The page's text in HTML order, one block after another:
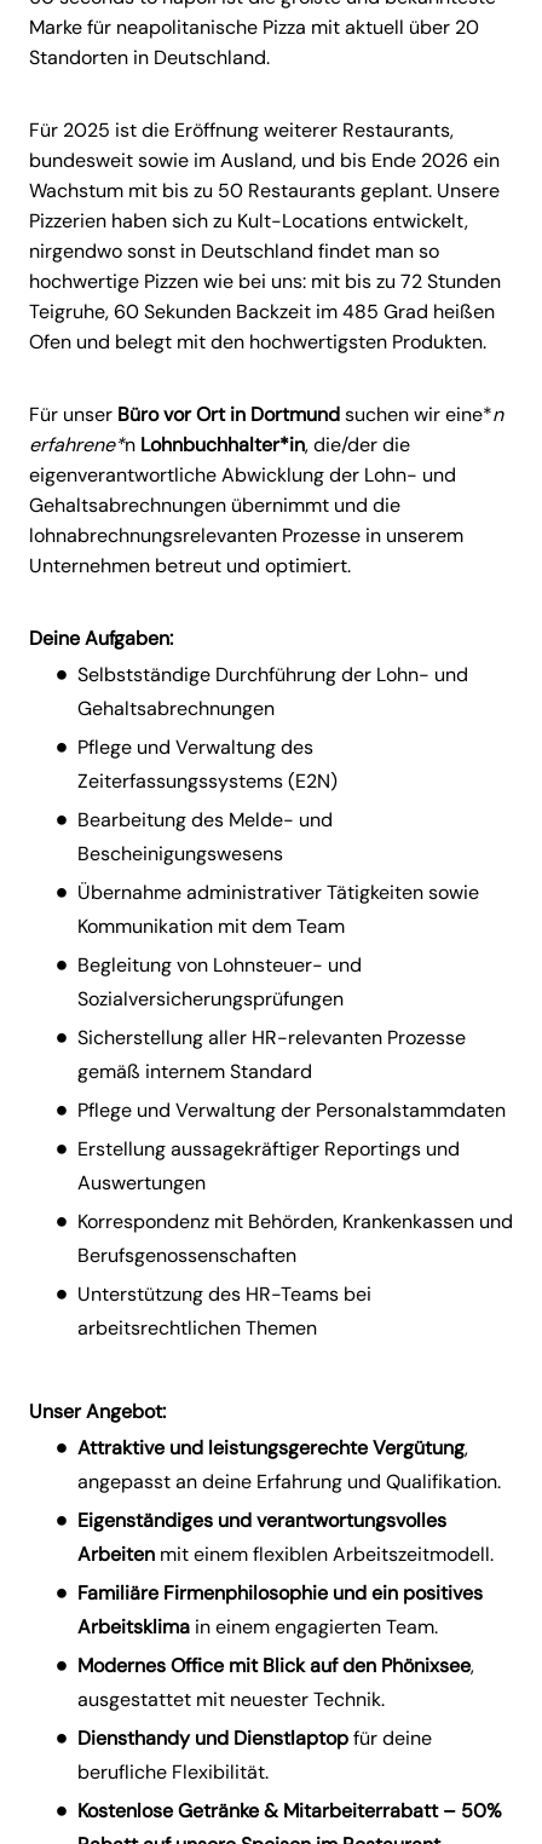
Marke für neapolitanische Pizza mit aktuell über 20
Standorten in Deutschland.
Für 2025 ist die Eröffnung weiterer Restaurants,
bundesweit sowie im Ausland, und bis Ende 2026 ein
Wachstum mit bis zu 50 Restaurants geplant. Unsere
Pizzerien haben sich zu Kult-Locations entwickelt,
nirgendwo sonst in Deutschland findet man so
hochwertige Pizzen wie bei uns: mit bis zu 72 Stunden
Teigruhe, 60 Sekunden Backzeit im 485 Grad heißen
Ofen und belegt mit den hochwertigsten Produkten.
Für unser Büro vor Ort in Dortmundsuchen wir eine*n
erfahrene*n Lohnbuchhalter*in, die/der die
eigenverantwortliche Abwicklung der Lohn- und
Gehaltsabrechnungen übernimmt und die
lohnabrechnungsrelevanten Prozesse in unserem
Unternehmen betreut und optimiert.
Deine Aufgaben:
Selbstständige Durchführung der Lohn- und
Gehaltsabrechnungen
Pflege und Verwaltung des
Zeiterfassungssystems (E2N)
Bearbeitung des Melde- und
Bescheinigungswesens
Übernahme administrativer Tätigkeiten sowie
Kommunikation mit dem Team
Begleitung von Lohnsteuer- und
Sozialversicherungsprüfungen
Sicherstellung aller HR-relevanten Prozesse
gemäß internem Standard
Pflege und Verwaltung der Personalstammdaten
Erstellung aussagekräftiger Reportings und
Auswertungen
Korrespondenz mit Behörden, Krankenkassen und
Berufsgenossenschaften
Unterstützung des HR-Teams bei
arbeitsrechtlichen Themen
Unser Angebot:
Attraktive und leistungsgerechte Vergütung,
angepasst an deine Erfahrung und Qualifikation.
Eigenständiges und verantwortungsvolles
Arbeiten mit einem flexiblen Arbeitszeitmodell.
Familiäre Firmenphilosophie und ein positives
Arbeitsklima in einem engagierten Team.
Modernes Office mit Blick auf den Phönixsee,
ausgestattet mit neuester Technik.
Diensthandy und Dienstlaptopfür deine
berufliche Flexibilität.
Kostenlose Getränke & Mitarbeiterrabatt – 50%